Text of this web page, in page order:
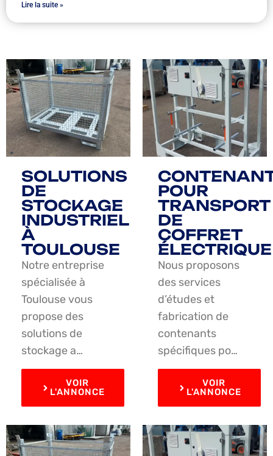
Lire la suite »
SOLUTIONS
DE
STOCKAGE
INDUSTRIEL
À
TOULOUSE
Notre entreprise
spécialisée à
Toulouse vous
propose des
solutions de
stockage a…
VOIR
L'ANNONCE
POUR
TRANSPORT
DE
COFFRET
ÉLECTRIQUE
Nous proposons
des services
d’études et
fabrication de
contenants
spécifiques po…
VOIR
L'ANNONCE